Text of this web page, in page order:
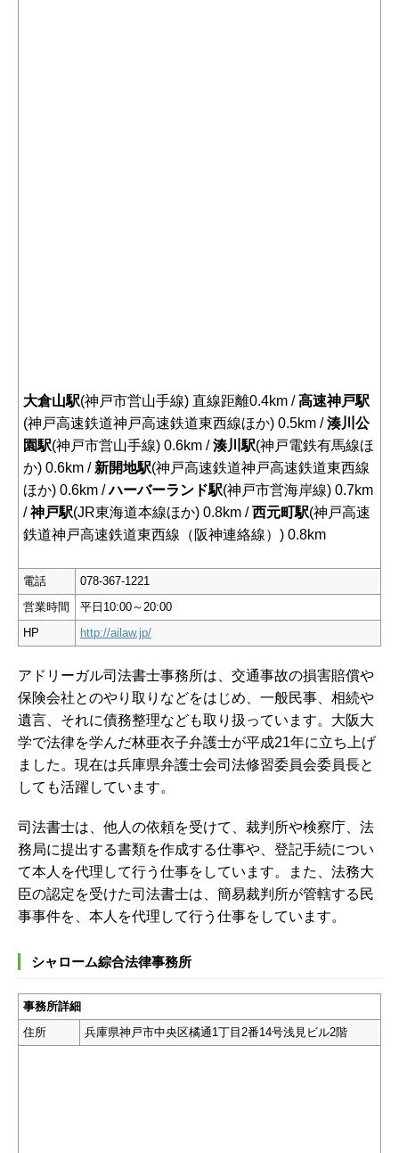
大倉山駅(神戸市営山手線) 直線距離0.4km /高速神戸駅
(神戸高速鉄道神戸高速鉄道東西線ほか) 0.5km /湊川公
園駅(神戸市営山手線) 0.6km /湊川駅(神戸電鉄有馬線ほ
か) 0.6km / 新開地駅(神戸高速鉄道神戸高速鉄道東西線
ほか) 0.6km /ハーバーランド駅(神戸市営海岸線) 0.7km
/神戸駅(JR東海道本線ほか) 0.8km /西元町駅(神戸高速
鉄道神戸高速鉄道東西線（阪神連絡線）) 0.8km
電話
078-367-1221
営業時間
平日10:00～20:00
HP
http://ailaw.jp/
アドリーガル司法書士事務所は、交通事故の損害賠償や
保険会社とのやり取りなどをはじめ、一般民事、相続や
遺言、それに債務整理なども取り扱っています。大阪大
学で法律を学んだ林亜衣子弁護士が平成21年に立ち上げ
ました。現在は兵庫県弁護士会司法修習委員会委員長と
しても活躍しています。
司法書士は、他人の依頼を受けて、裁判所や検察庁、法
務局に提出する書類を作成する仕事や、登記手続につい
て本人を代理して行う仕事をしています。また、法務大
臣の認定を受けた司法書士は、簡易裁判所が管轄する民
事事件を、本人を代理して行う仕事をしています。
シャローム綜合法律事務所
事務所詳細
住所
兵庫県神戸市中央区橘通1丁目2番14号浅見ビル2階